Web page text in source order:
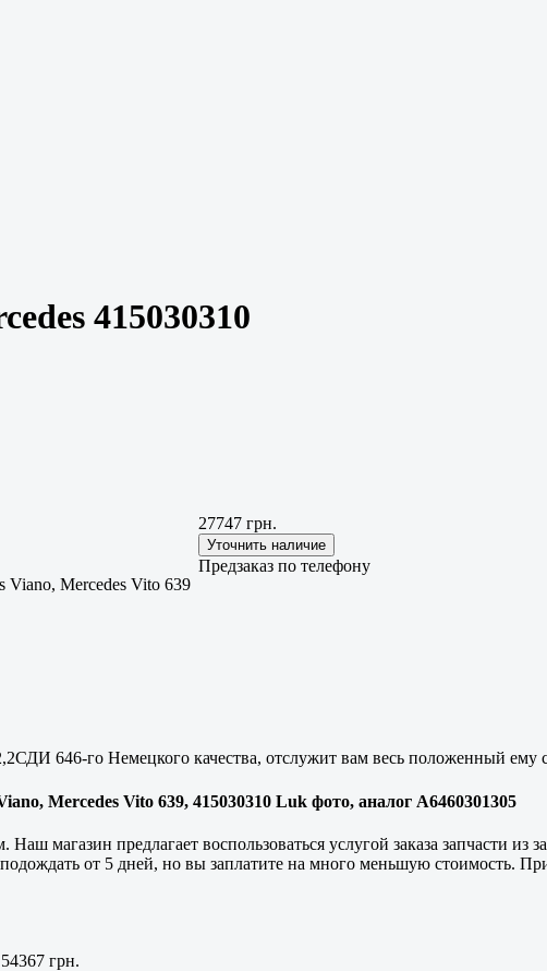
415030310
Viano, Mercedes Vito 639
27747 грн.
Предзаказ по телефону
646-го Немецкого качества, отслужит вам весь положенный ему
Mercedes Vito 639, 415030310 Luk фото, аналог A6460301305
магазин предлагает воспользоваться услугой заказа запчасти
от 5 дней, но вы заплатите на много меньшую стоимость.
54367 грн.